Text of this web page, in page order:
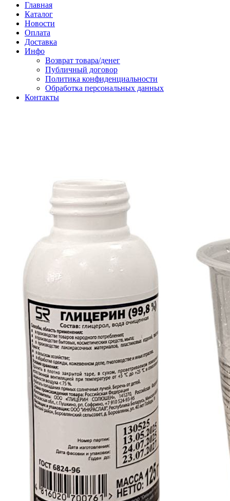
Главная
Каталог
Новости
Оплата
Доставка
Инфо
Возврат товара/денег
Публичный договор
Политика конфиденциальности
Обработка персональных данных
Контакты